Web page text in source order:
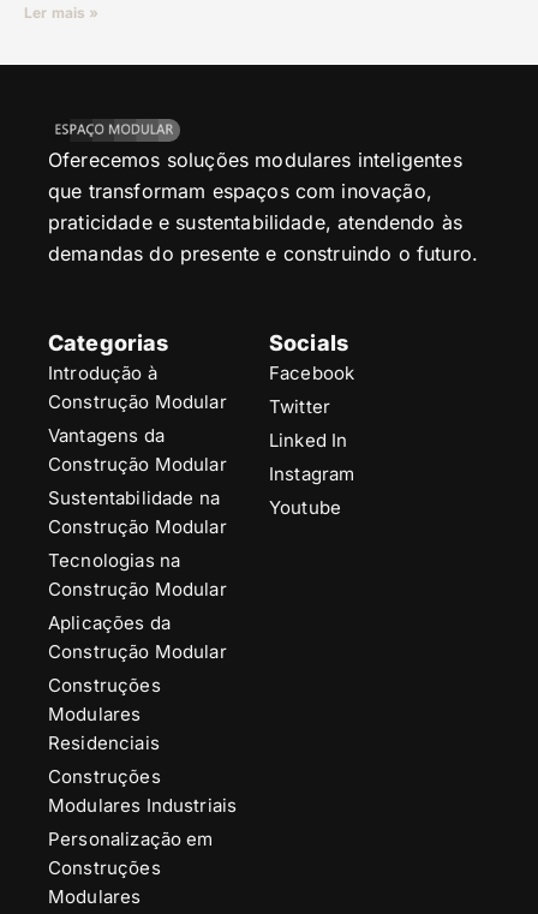
Ler mais »
Oferecemos soluções modulares inteligentes
que transformam espaços com inovação,
praticidade e sustentabilidade, atendendo às
demandas do presente e construindo o futuro.
Categorias
Introdução à
Construção Modular
Vantagens da
Construção Modular
Sustentabilidade na
Construção Modular
Tecnologias na
Construção Modular
Aplicações da
Construção Modular
Construções
Modulares
Residenciais
Construções
Modulares Industriais
Personalização em
Construções
Modulares
Socials
Facebook
Twitter
Linked In
Instagram
Youtube